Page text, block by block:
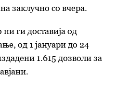
заклучно со вчера.
ги доставија од
од 1 јануари до 24
1.615 дозволи за